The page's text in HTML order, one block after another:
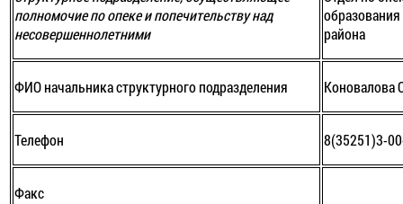
полномочие по опеке и попечительству над
несовершеннолетними
района
ФИО начальника структурного подразделения Коновалова
Телефон 8(35251)3-
Факс